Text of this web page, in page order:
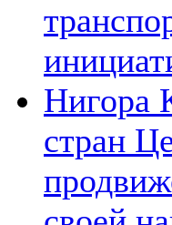
Нигора
стран